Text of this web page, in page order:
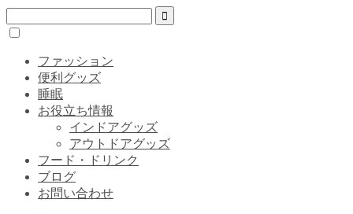
ファッション
便利グッズ
睡眠
お役立ち情報
インドアグッズ
アウトドアグッズ
フード・ドリンク
ブログ
お問い合わせ